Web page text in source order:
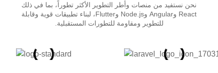
نحن نستفيد من منصات وأطر التطوير الأكثر تطوراً، بما في ذلك
React وAngular وNode.js وFlutter، لبناء تطبيقات قوية وقابلة
للتطوير ومقاومة للتطورات المستقبلية.